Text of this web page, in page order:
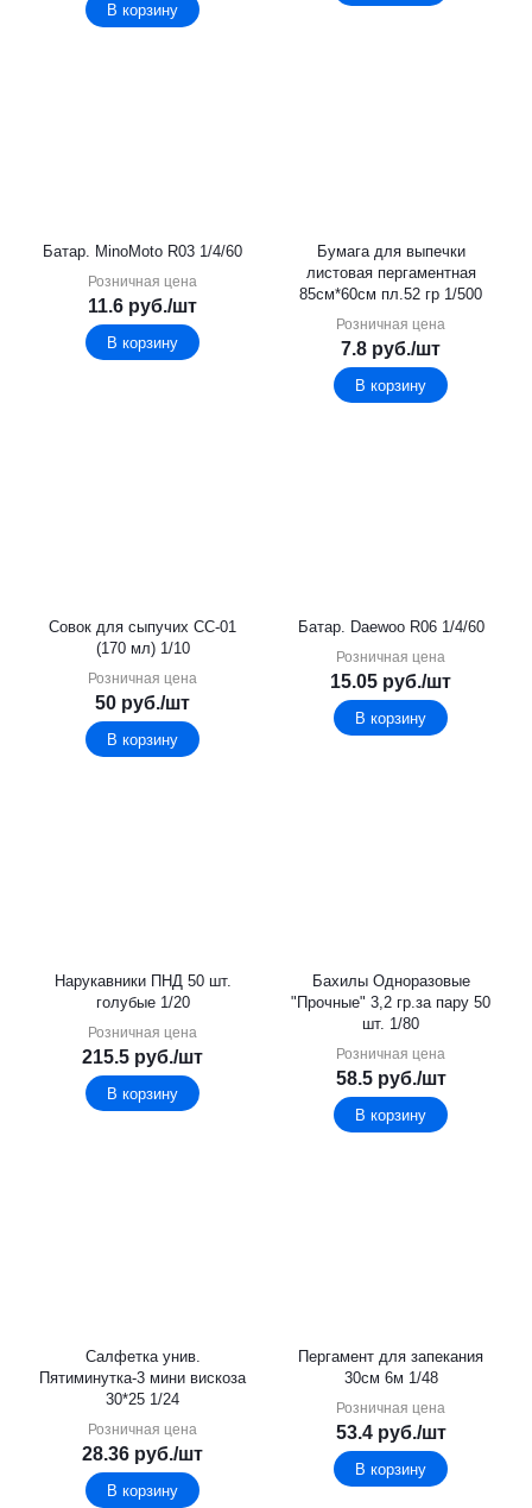
В корзину
Батар. MinoMoto R03 1/4/60
Розничная цена
11.6 руб./шт
В корзину
Бумага для выпечки
листовая пергаментная
85см*60см пл.52 гр 1/500
Розничная цена
7.8 руб./шт
В корзину
Совок для сыпучих СС-01
(170 мл) 1/10
Розничная цена
50 руб./шт
В корзину
Батар. Daewoo R06 1/4/60
Розничная цена
15.05 руб./шт
В корзину
Нарукавники ПНД 50 шт.
голубые 1/20
Розничная цена
215.5 руб./шт
В корзину
Бахилы Одноразовые
"Прочные" 3,2 гр.за пару 50
шт. 1/80
Розничная цена
58.5руб./шт
В корзину
Салфетка унив.
Пятиминутка-3 мини вискоза
30*25 1/24
Розничная цена
28.36 руб./шт
В корзину
Пергамент для запекания
30см 6м 1/48
Розничная цена
53.4руб./шт
В корзину